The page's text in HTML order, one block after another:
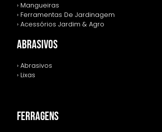
› Mangueiras
› Ferramentas De Jardinagem
› Acessórios Jardim & Agro
ABRASIVOS
› Abrasivos
› Lixas
FERRAGENS